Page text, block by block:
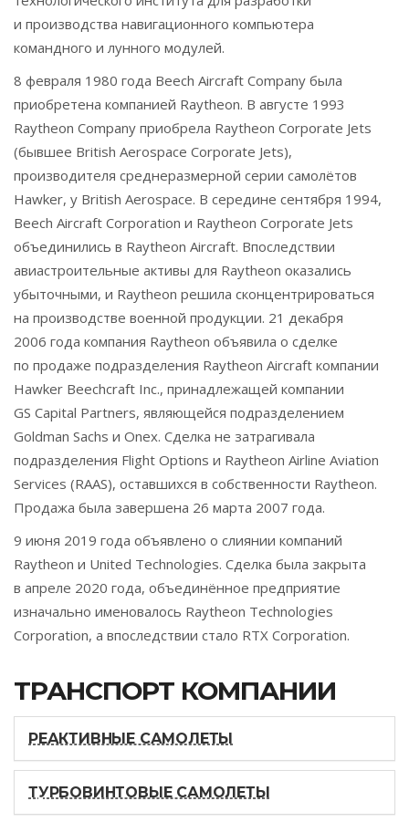
и производства навигационного компьютера
командного и лунного модулей.
8 февраля 1980 года Beech Aircraft Company была
приобретена компанией Raytheon. В августе 1993
Raytheon Company приобрела Raytheon Corporate Jets
(бывшее British Aerospace Corporate Jets),
производителя среднеразмерной серии самолётов
Hawker, у British Aerospace. В середине сентября 1994,
Beech Aircraft Corporation и Raytheon Corporate Jets
объединились в Raytheon Aircraft. Впоследствии
авиастроительные активы для Raytheon оказались
убыточными, и Raytheon решила сконцентрироваться
на производстве военной продукции. 21 декабря
2006 года компания Raytheon объявила о сделке
по продаже подразделения Raytheon Aircraft компании
Hawker Beechcraft Inc., принадлежащей компании
GS Capital Partners, являющейся подразделением
Goldman Sachs и Onex. Сделка не затрагивала
подразделения Flight Options и Raytheon Airline Aviation
Services (RAAS), оставшихся в собственности Raytheon.
Продажа была завершена 26 марта 2007 года.
9 июня 2019 года объявлено о слиянии компаний
Raytheon и United Technologies. Сделка была закрыта
в апреле 2020 года, объединённое предприятие
изначально именовалось Raytheon Technologies
Corporation, а впоследствии стало RTX Corporation.
ТРАНСПОРТ КОМПАНИИ
РЕАКТИВНЫЕ САМОЛЕТЫ
ТУРБОВИНТОВЫЕ САМОЛЕТЫ